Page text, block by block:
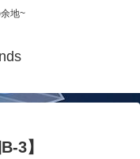
地~
3】